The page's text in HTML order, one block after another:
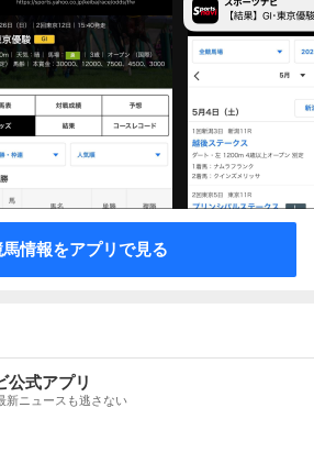
馬情報をアプリで見る
公式アプリ
新ニュースも逃さない